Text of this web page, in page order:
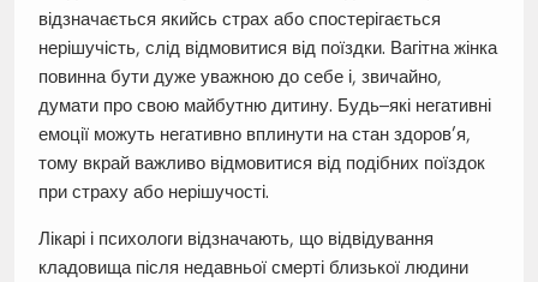
відзначається якийсь страх або спостерігається
нерішучість, слід відмовитися від поїздки. Вагітна жінка
повинна бути дуже уважною до себе і, звичайно,
думати про свою майбутню дитину. Будь–які негативні
емоції можуть негативно вплинути на стан здоров’я,
тому вкрай важливо відмовитися від подібних поїздок
при страху або нерішучості.
Лікарі і психологи відзначають, що відвідування
кладовища після недавньої смерті близької людини